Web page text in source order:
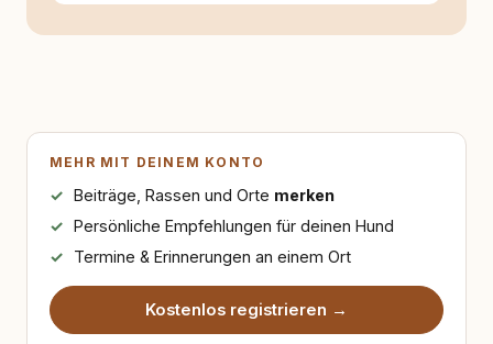
MEHR MIT DEINEM KONTO
Beiträge, Rassen und Orte merken
Persönliche Empfehlungen für deinen Hund
Termine & Erinnerungen an einem Ort
Kostenlos registrieren →